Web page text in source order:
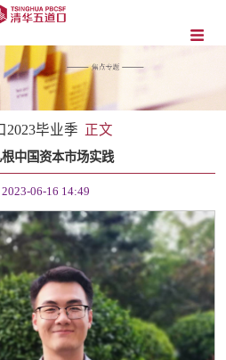
2023毕业季 正文
中国资本市场实践
2023-06-16 14:49